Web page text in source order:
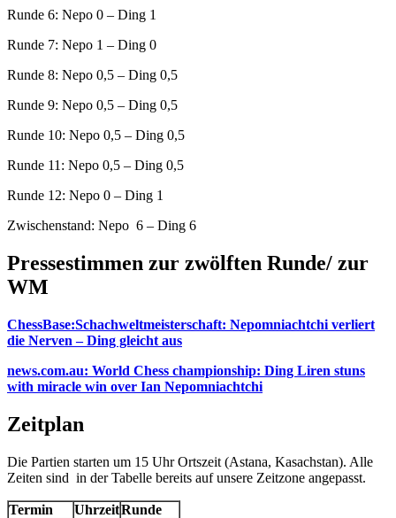
Runde 6: Nepo 0 – Ding 1
Runde 7: Nepo 1 – Ding 0
Runde 8: Nepo 0,5 – Ding 0,5
Runde 9: Nepo 0,5 – Ding 0,5
Runde 10: Nepo 0,5 – Ding 0,5
Runde 11: Nepo 0,5 – Ding 0,5
Runde 12: Nepo 0 – Ding 1
Zwischenstand: Nepo 6 – Ding 6
Pressestimmen zur zwölften Runde/ zur
WM
ChessBase:Schachweltmeisterschaft: Nepomniachtchi verliert
die Nerven – Ding gleicht aus
news.com.au: World Chess championship: Ding Liren stuns
with miracle win over Ian Nepomniachtchi
Zeitplan
Die Partien starten um 15 Uhr Ortszeit (Astana, Kasachstan). Alle
Zeiten sind in der Tabelle bereits auf unsere Zeitzone angepasst.
Termin UhrzeitRunde